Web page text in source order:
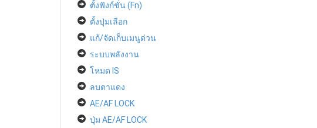
ตั้งฟังก์ชั่น (Fn)
ตั้งปุ่มเลือก
แก้/จัดเก็บเมนูด่วน
ระบบพลังงาน
โหมด IS
ลบตาแดง
AE/AF LOCK
ปุ่ม AE/AF LOCK